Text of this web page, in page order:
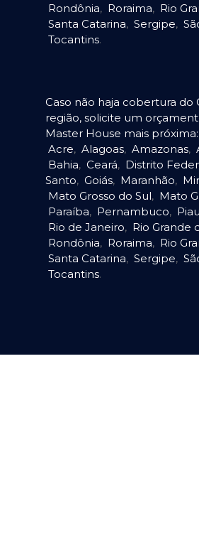
Rondônia, Roraima, Rio
Santa Catarina, Sergipe,
Tocantins.
Caso não haja cobertura do
região, solicite um
Master House mais próxima:
Acre, Alagoas, Amazonas,
Bahia, Ceará, Distrito
Santo, Goiás, Maranhão,
Mato Grosso do Sul, Mato
Paraíba, Pernambuco,
Rio de Janeiro, Rio Grande
Rondônia, Roraima, Rio
Santa Catarina, Sergipe,
Tocantins.